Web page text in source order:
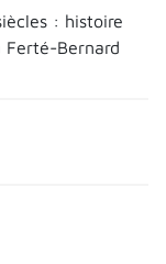
: histoire
Bernard